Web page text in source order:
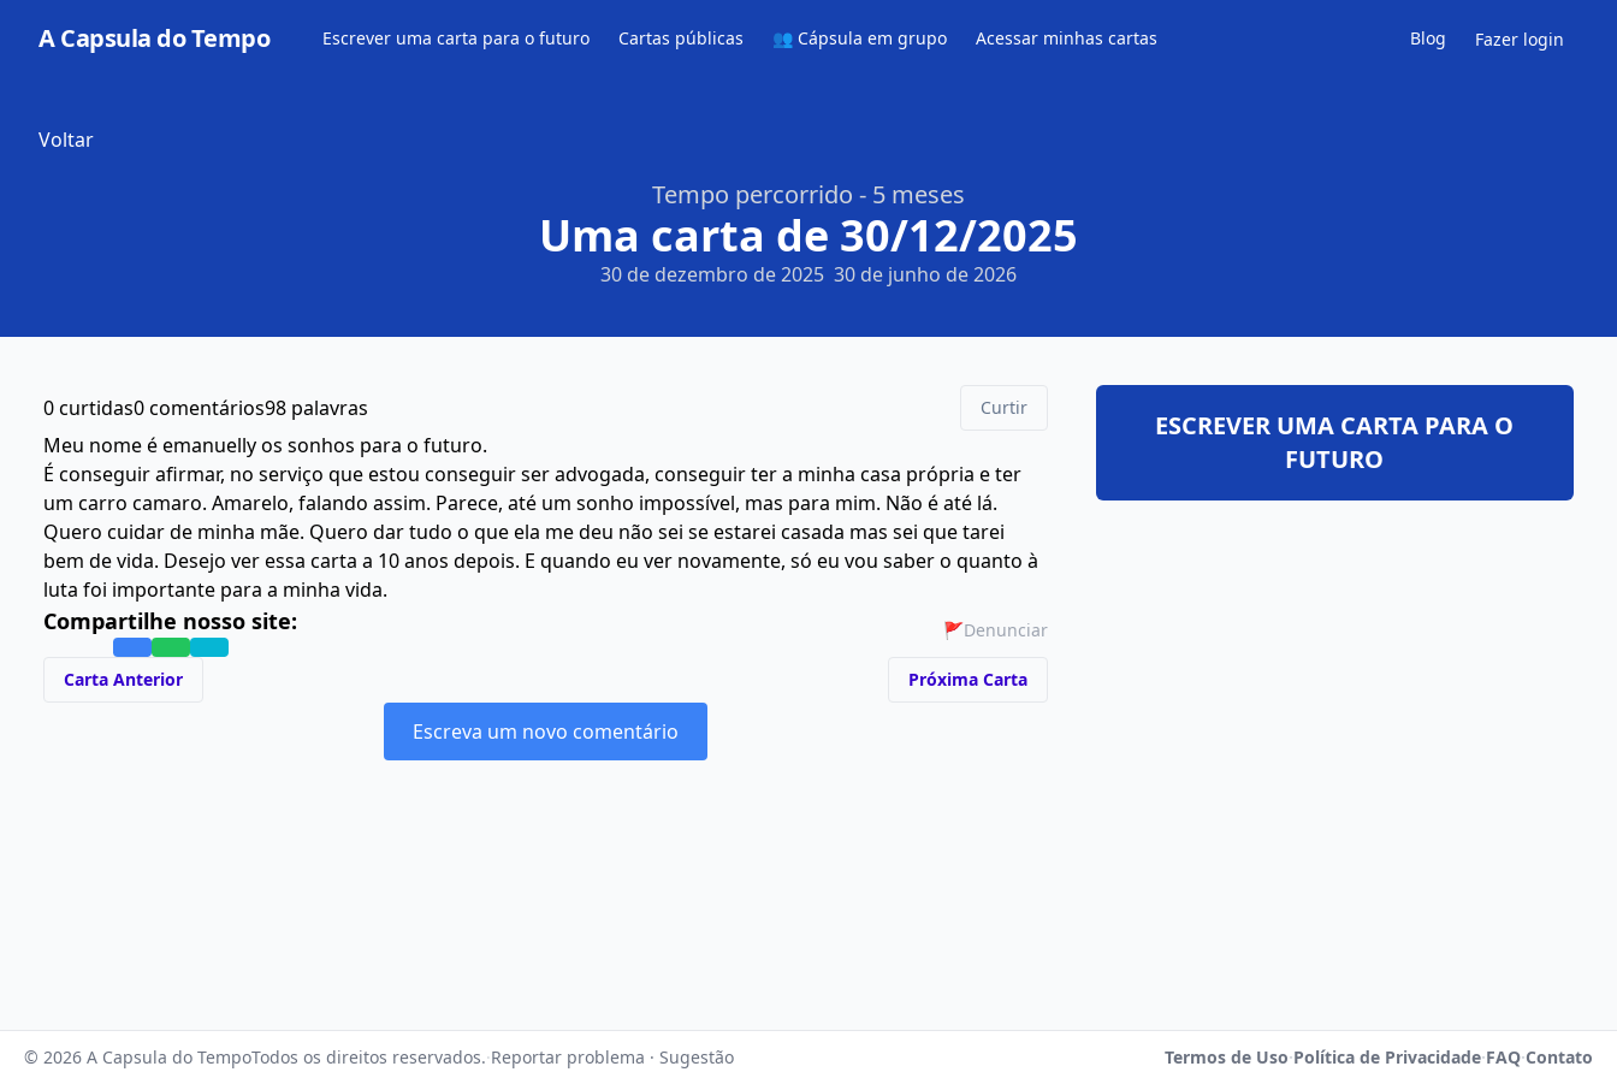
A Capsula do Tempo Escrever uma carta para o futuro Cartas públicas 👥 Cápsula em grupo Acessar minhas cartas Blog Fazer login
Voltar
Tempo percorrido - 5 meses
Uma carta de 30/12/2025
30 de dezembro de 2025 30 de junho de 2026
0 curtidas0 comentários98 palavras Curtir
Meu nome é emanuelly os sonhos para o futuro.
É conseguir afirmar, no serviço que estou conseguir ser advogada, conseguir ter a minha casa própria e ter
um carro camaro. Amarelo, falando assim. Parece, até um sonho impossível, mas para mim. Não é até lá.
Quero cuidar de minha mãe. Quero dar tudo o que ela me deu não sei se estarei casada mas sei que tarei
bem de vida. Desejo ver essa carta a 10 anos depois. E quando eu ver novamente, só eu vou saber o quanto à
luta foi importante para a minha vida.
Compartilhe nosso site: 🚩Denunciar
Carta Anterior Próxima Carta
Escreva um novo comentário
ESCREVER UMA CARTA PARA O
FUTURO
© 2026 A Capsula do TempoTodos os direitos reservados.·Reportar problema · Sugestão Termos de Uso·Política de Privacidade·FAQ·Contato